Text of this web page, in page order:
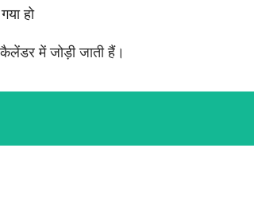
हो
में जोड़ी जाती हैं।